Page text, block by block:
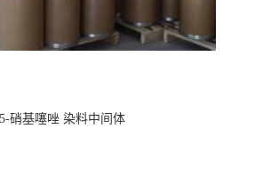
硝基噻唑 染料中间体